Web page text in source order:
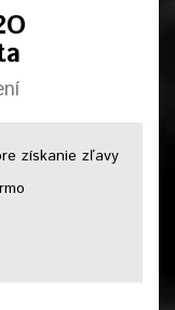
získanie zľavy